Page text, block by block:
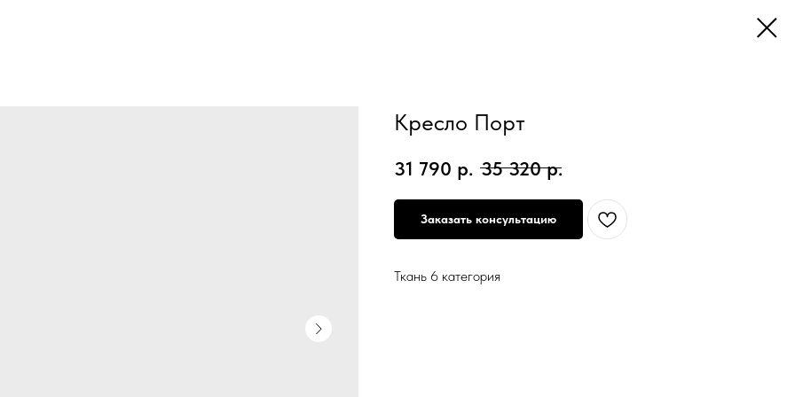
Кресло Порт
31 790 р. 35 320 р.
Заказать консультацию
Ткань 6 категория